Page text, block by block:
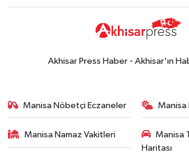
Akhisar Press Haber - Akhisar'ın
Manisa Nöbetçi Eczaneler Manisa
Manisa Namaz Vakitleri
Manisa
Haritası